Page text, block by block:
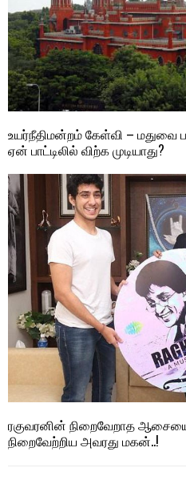
உயர்நீதிமன்றம் கேள்வி – மதுவை
ஏன் பாட்டிலில் விற்க முடியாது?
ரகுவரனின் நிறைவேறாத
நிறைவேற்றிய அவரது மகன்..!